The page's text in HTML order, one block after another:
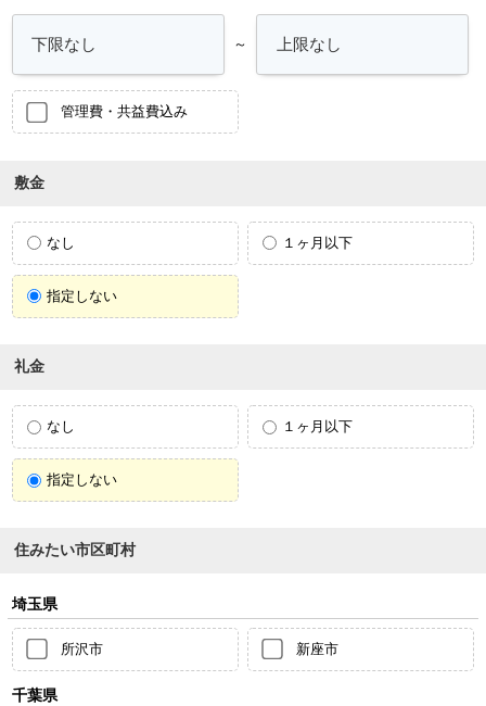
～
管理費・共益費込み
敷金
なし １ヶ月以下
指定しない
礼金
なし １ヶ月以下
指定しない
住みたい市区町村
埼玉県
所沢市 新座市
千葉県